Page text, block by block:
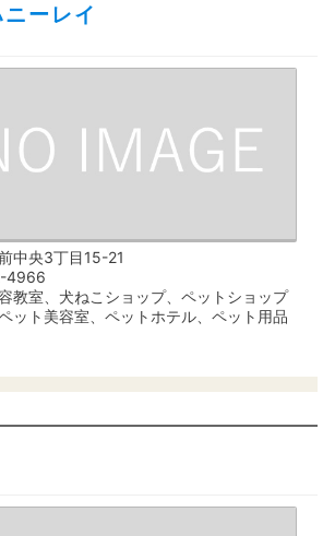
ーレイ
中央3丁目15-21
4966
教室、犬ねこショップ、ペットショップ
ペット美容室、ペットホテル、ペット用品